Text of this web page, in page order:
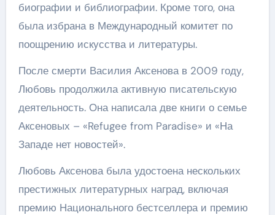
биографии и библиографии. Кроме того, она
была избрана в Международный комитет по
поощрению искусства и литературы.
После смерти Василия Аксенова в 2009 году,
Любовь продолжила активную писательскую
деятельность. Она написала две книги о семье
Аксеновых – «Refugee from Paradise» и «На
Западе нет новостей».
Любовь Аксенова была удостоена нескольких
престижных литературных наград, включая
премию Национального бестселлера и премию